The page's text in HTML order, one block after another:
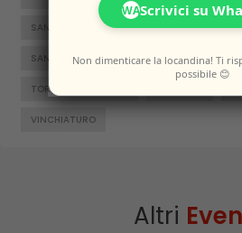
SAN GIACOMO DEGLI SCHIAVONI SAN
SANTA CROCE DI MAGLIANO SEPINO
TORELLA DEL SANNIO
VINCHIATURO
Altri
WAScrivici su
Non dimenticare la locandina! Ti
possibile 😊